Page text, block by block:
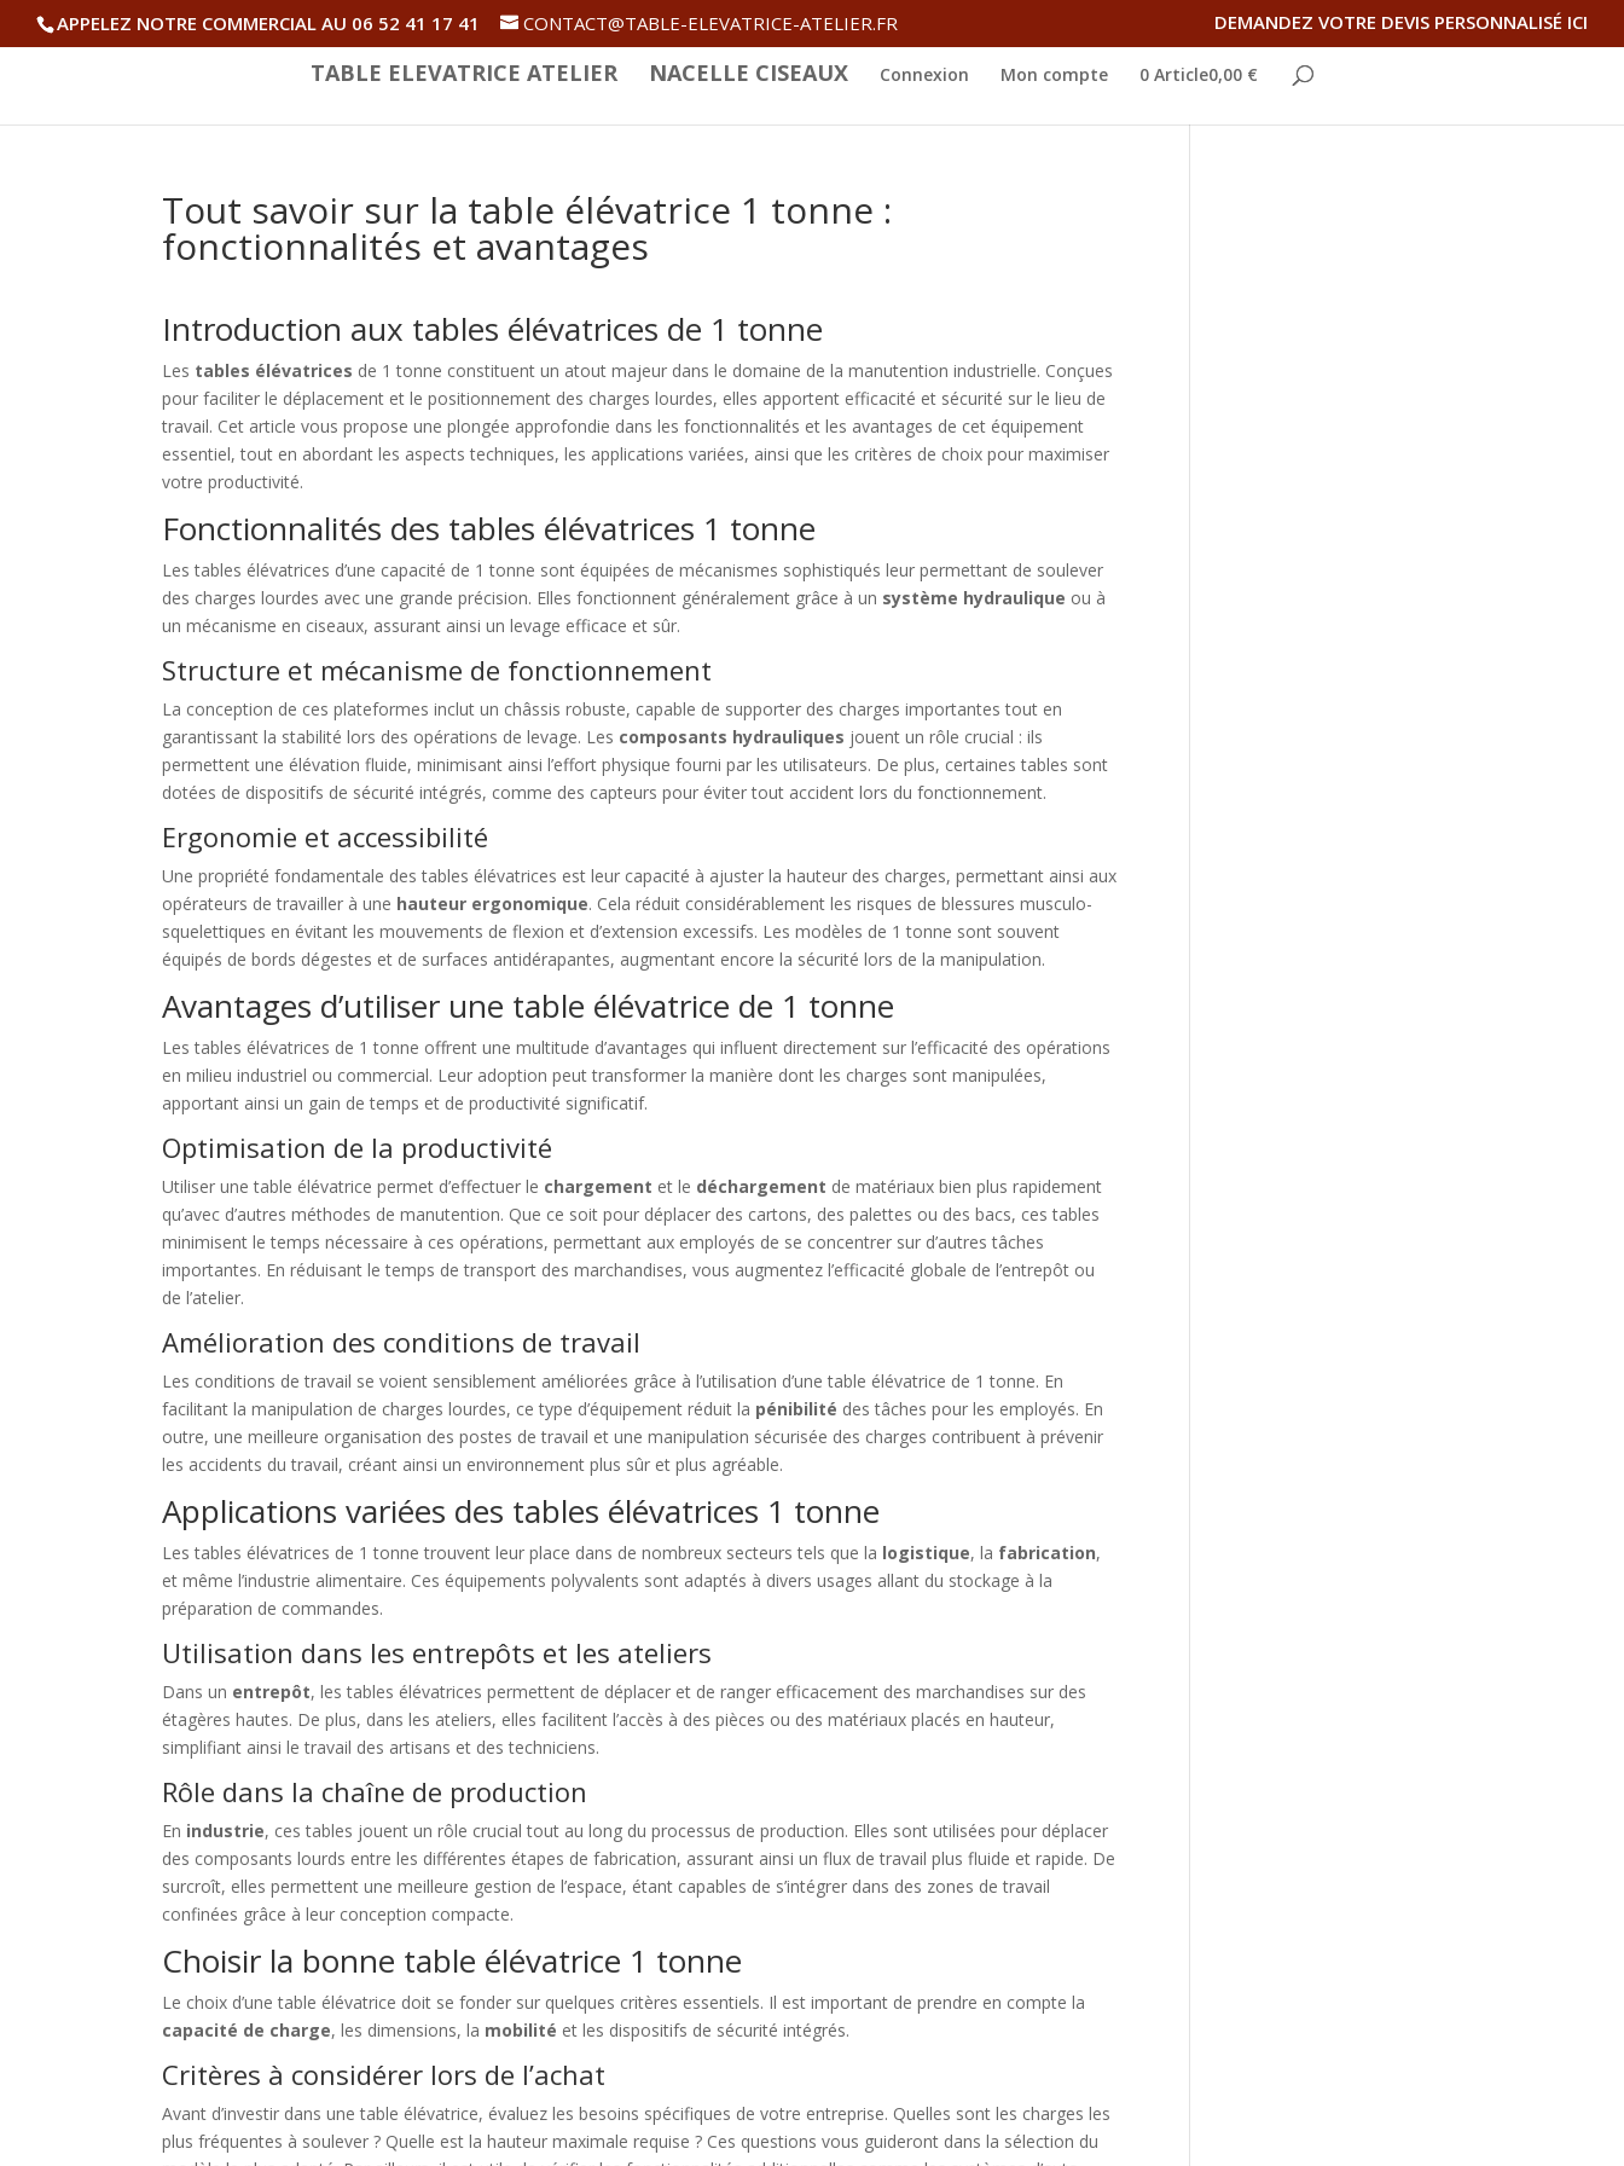
APPELEZ NOTRE COMMERCIAL AU 06 52 41 17 41 CONTACT@TABLE-ELEVATRICE-ATELIER.FR DEMANDEZ VOTRE DEVIS PERSONNALISÉ ICI
TABLE ELEVATRICE ATELIER NACELLE CISEAUX Connexion Mon compte 0 Article0,00 €
Tout savoir sur la table élévatrice 1 tonne :
fonctionnalités et avantages
Introduction aux tables élévatrices de 1 tonne
Les tables élévatrices de 1 tonne constituent un atout majeur dans le domaine de la manutention industrielle. Conçues
pour faciliter le déplacement et le positionnement des charges lourdes, elles apportent efficacité et sécurité sur le lieu de
travail. Cet article vous propose une plongée approfondie dans les fonctionnalités et les avantages de cet équipement
essentiel, tout en abordant les aspects techniques, les applications variées, ainsi que les critères de choix pour maximiser
votre productivité.
Fonctionnalités des tables élévatrices 1 tonne
Les tables élévatrices d’une capacité de 1 tonne sont équipées de mécanismes sophistiqués leur permettant de soulever
des charges lourdes avec une grande précision. Elles fonctionnent généralement grâce à un système hydraulique ou à
un mécanisme en ciseaux, assurant ainsi un levage efficace et sûr.
Structure et mécanisme de fonctionnement
La conception de ces plateformes inclut un châssis robuste, capable de supporter des charges importantes tout en
garantissant la stabilité lors des opérations de levage. Les composants hydrauliques jouent un rôle crucial : ils
permettent une élévation fluide, minimisant ainsi l’effort physique fourni par les utilisateurs. De plus, certaines tables sont
dotées de dispositifs de sécurité intégrés, comme des capteurs pour éviter tout accident lors du fonctionnement.
Ergonomie et accessibilité
Une propriété fondamentale des tables élévatrices est leur capacité à ajuster la hauteur des charges, permettant ainsi aux
opérateurs de travailler à une hauteur ergonomique. Cela réduit considérablement les risques de blessures musculo-
squelettiques en évitant les mouvements de flexion et d’extension excessifs. Les modèles de 1 tonne sont souvent
équipés de bords dégestes et de surfaces antidérapantes, augmentant encore la sécurité lors de la manipulation.
Avantages d’utiliser une table élévatrice de 1 tonne
Les tables élévatrices de 1 tonne offrent une multitude d’avantages qui influent directement sur l’efficacité des opérations
en milieu industriel ou commercial. Leur adoption peut transformer la manière dont les charges sont manipulées,
apportant ainsi un gain de temps et de productivité significatif.
Optimisation de la productivité
Utiliser une table élévatrice permet d’effectuer le chargement et le déchargement de matériaux bien plus rapidement
qu’avec d’autres méthodes de manutention. Que ce soit pour déplacer des cartons, des palettes ou des bacs, ces tables
minimisent le temps nécessaire à ces opérations, permettant aux employés de se concentrer sur d’autres tâches
importantes. En réduisant le temps de transport des marchandises, vous augmentez l’efficacité globale de l’entrepôt ou
de l’atelier.
Amélioration des conditions de travail
Les conditions de travail se voient sensiblement améliorées grâce à l’utilisation d’une table élévatrice de 1 tonne. En
facilitant la manipulation de charges lourdes, ce type d’équipement réduit la pénibilité des tâches pour les employés. En
outre, une meilleure organisation des postes de travail et une manipulation sécurisée des charges contribuent à prévenir
les accidents du travail, créant ainsi un environnement plus sûr et plus agréable.
Applications variées des tables élévatrices 1 tonne
Les tables élévatrices de 1 tonne trouvent leur place dans de nombreux secteurs tels que la logistique, la fabrication,
et même l’industrie alimentaire. Ces équipements polyvalents sont adaptés à divers usages allant du stockage à la
préparation de commandes.
Utilisation dans les entrepôts et les ateliers
Dans un entrepôt, les tables élévatrices permettent de déplacer et de ranger efficacement des marchandises sur des
étagères hautes. De plus, dans les ateliers, elles facilitent l’accès à des pièces ou des matériaux placés en hauteur,
simplifiant ainsi le travail des artisans et des techniciens.
Rôle dans la chaîne de production
En industrie, ces tables jouent un rôle crucial tout au long du processus de production. Elles sont utilisées pour déplacer
des composants lourds entre les différentes étapes de fabrication, assurant ainsi un flux de travail plus fluide et rapide. De
surcroît, elles permettent une meilleure gestion de l’espace, étant capables de s’intégrer dans des zones de travail
confinées grâce à leur conception compacte.
Choisir la bonne table élévatrice 1 tonne
Le choix d’une table élévatrice doit se fonder sur quelques critères essentiels. Il est important de prendre en compte la
capacité de charge, les dimensions, la mobilité et les dispositifs de sécurité intégrés.
Critères à considérer lors de l’achat
Avant d’investir dans une table élévatrice, évaluez les besoins spécifiques de votre entreprise. Quelles sont les charges les
plus fréquentes à soulever ? Quelle est la hauteur maximale requise ? Ces questions vous guideront dans la sélection du